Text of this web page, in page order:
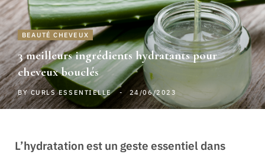
BEAUTÉ CHEVEUX
3 meilleurs ingrédients hydratants pour
cheveux bouclés
BY CURLS ESSENTIELLE 24/06/2023
L’hydratation est un geste essentiel dans